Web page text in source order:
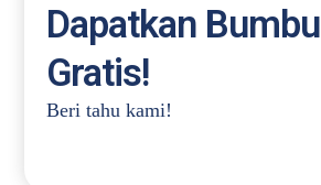
Dapatkan Bumbu
Gratis!
Beri tahu kami!